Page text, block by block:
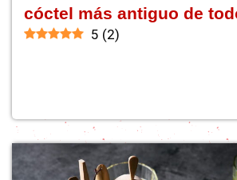
cóctel más antiguo de
5 (2)